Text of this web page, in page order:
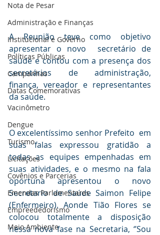
Nota de Pesar
Administração e Finanças
Institucional e Governo
Políticas Públicas
Campanhas
Datas Comemorativas
Vacinômetro
Dengue
Turismo
Licitações
Covênios e Parcerias
Emendas Parlamentares
Empreededorismo
Meio Ambiente
A Reunião teve como objetivo
apresentar o novo  secretário de
saúde e contou com a presença dos
secretários de administração,
finança, vereador e representantes
da saúde.
O excelentíssimo senhor Prefeito  em
suas falas expressou gratidão a
todas as equipes empenhadas em
suas atividades, e o mesmo na fala
oportuna apresentou o novo
Secretario de Saúde Saimon Felipe
(Enfermeiro). Aonde Tião Flores se
colocou totalmente a disposição
nessa nova fase na Secretaria, ‘’Sou